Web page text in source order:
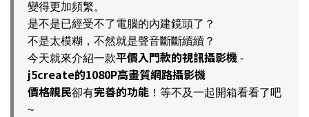
變得更加頻繁。
是不是已經受不了電腦的內建鏡頭了？
不是太模糊，不然就是聲音斷斷續續？
今天就來介紹一款平價入門款的視訊攝影機 -
j5create的1080P高畫質網路攝影機
價格親民卻有完善的功能 ！等不及一起開箱看看了吧
~